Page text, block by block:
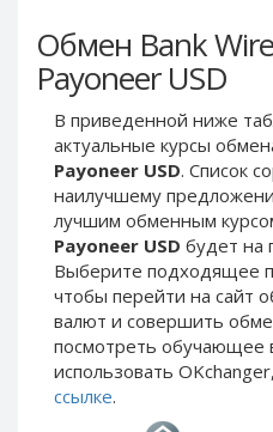
Обмен Bank
Payoneer USD
В приведенной ниже
актуальные курсы
Payoneer USD. Список
наилучшему
лучшим обменным
Payoneer USD будет на
Выберите подходящее
чтобы перейти на сайт
валют и совершить
посмотреть обучающее
использовать
ссылке.
Payeer Tether ERC20
(USDT)
Payeer UAH
ЮMoney RUB
ЮMoney KZT
PayPal USD
PayPal EUR
PayPal GBP
PayPal CAD
PayPal AUD
PayPal RUB
PayPal CZK